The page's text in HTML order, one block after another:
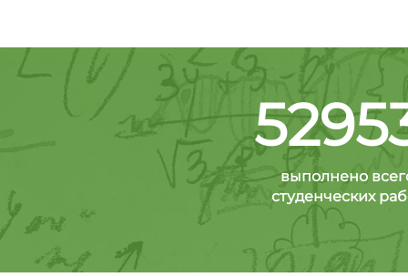
выполнено
студенческих